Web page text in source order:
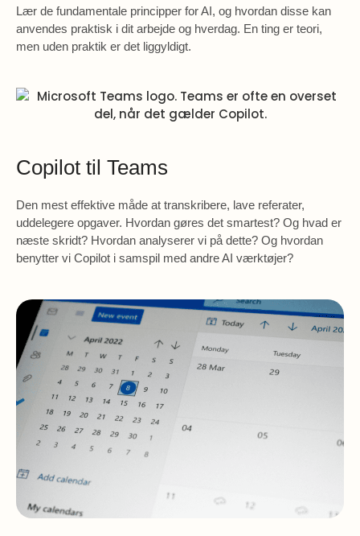
Lær de fundamentale principper for AI, og hvordan disse kan
anvendes praktisk i dit arbejde og hverdag. En ting er teori,
men uden praktik er det liggyldigt.
Copilot til Teams
Den mest effektive måde at transkribere, lave referater,
uddelegere opgaver. Hvordan gøres det smartest? Og hvad er
næste skridt? Hvordan analyserer vi på dette? Og hvordan
benytter vi Copilot i samspil med andre AI værktøjer?